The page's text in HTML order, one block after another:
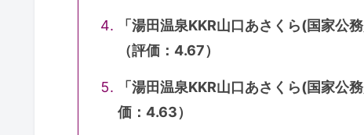
「湯田温泉KKR山口あさくら(国家公
（評価：4.67）
「湯田温泉KKR山口あさくら(国家公
価：4.63）